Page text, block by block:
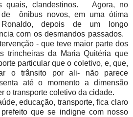
quais, clandestinos. Agora, no
de ônibus novos, em uma ótima
depois de um longo
com os desmandos passados.
- que teve maior parte dos
trincheiras da Maria Quitéria que
particular que o coletivo, e, que,
o trânsito por ali- não parece
até o momento a dimensão
o transporte coletivo da cidade.
educação, transporte, fica claro
que se indigne com nosso